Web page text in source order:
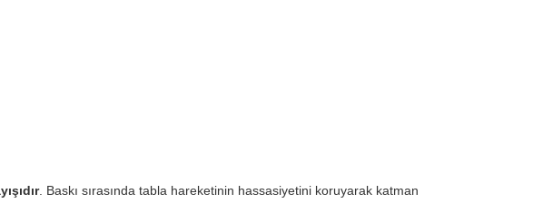
. Baskı sırasında tabla hareketinin hassasiyetini koruyarak katman